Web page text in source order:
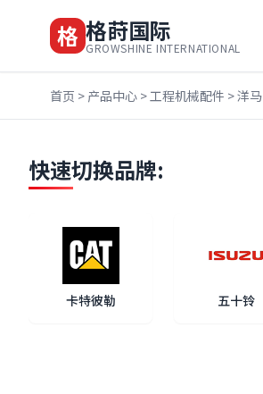
格 格莳国际
GROWSHINE INTERNATIONAL
首页 > 产品中心 >工程机械配件 >洋马
快速切换品牌:
卡特彼勒 五十铃